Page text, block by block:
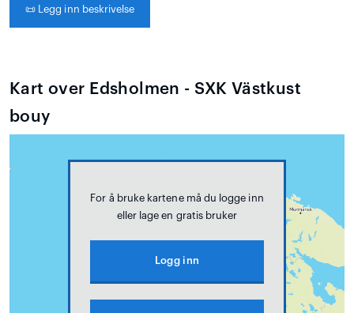
📜 Legg inn beskrivelse
Kart over Edsholmen - SXK Västkust
bouy
For å bruke kartene må du logge inn
eller lage en gratis bruker
Logg inn